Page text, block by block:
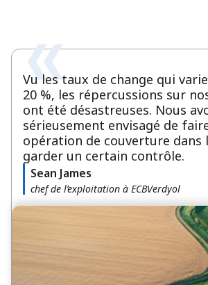
Vu les taux de change qui
20 %, les répercussions sur
ont été désastreuses. Nous
sérieusement envisagé de
opération de couverture dans
garder un certain contrôle.
Sean James
chef de l’exploitation à ECBVerdyol